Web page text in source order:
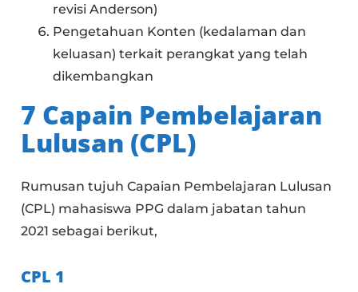
revisi Anderson)
Pengetahuan Konten (kedalaman dan
keluasan) terkait perangkat yang telah
dikembangkan
7 Capain Pembelajaran
Lulusan (CPL)
Rumusan tujuh Capaian Pembelajaran Lulusan
(CPL) mahasiswa PPG dalam jabatan tahun
2021 sebagai berikut,
CPL 1